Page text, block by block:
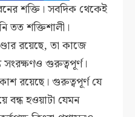
শক্তি। সবদিক থেকেই
তত শক্তিশালী।
রয়েছে, তা কাজে
গুরুত্বপূর্ণ।
রয়েছে। গুরুত্বপূর্ণ যে
হওয়াটা যেমন